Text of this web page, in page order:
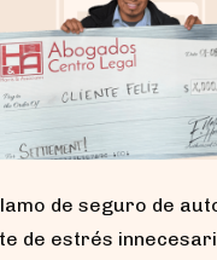
de seguro de
de estrés